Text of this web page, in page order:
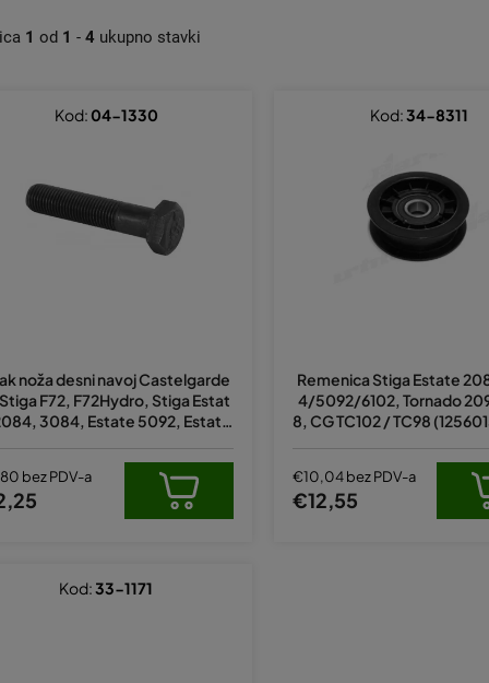
1 od 1 - 4 ukupno stavki
noža desni navoj Castelgarde
F72, F72Hydro, Stiga Estat
3084, Estate 5092, Estate
35694/0
bez PDV-a
Kod:04-1330
Remenica Stiga Estate
4/5092/6102, Tornado
8, CG TC102 / TC98
€10,04 bez PDV-a
€12,55
Kod:34-8311
Kod:33-1171